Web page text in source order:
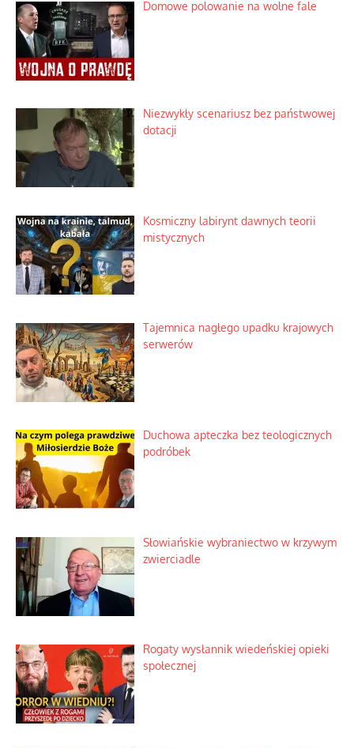
Domowe polowanie na wolne fale
Niezwykły scenariusz bez państwowej
dotacji
Kosmiczny labirynt dawnych teorii
mistycznych
Tajemnica nagłego upadku krajowych
serwerów
Duchowa apteczka bez teologicznych
podróbek
Słowiańskie wybraniectwo w krzywym
zwierciadle
Rogaty wysłannik wiedeńskiej opieki
społecznej